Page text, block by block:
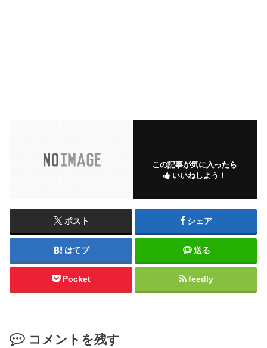
この記事が気に入ったら
いいねしよう！
ポスト シェア
はてブ 送る
Pocket feedly
コメントを残す